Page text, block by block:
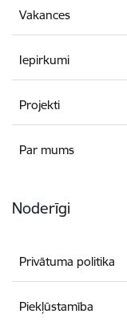
Vakances
Iepirkumi
Projekti
Par mums
Noderīgi
Privātuma politika
Piekļūstamība